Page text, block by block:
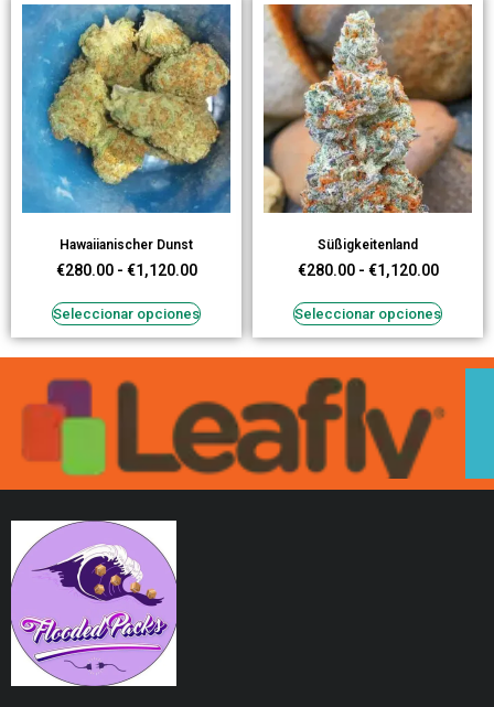
Hawaiianischer Dunst
€280.00 - €1,120.00
Seleccionar opciones
Süßigkeitenland
€280.00 - €1,120.00
Seleccionar opciones